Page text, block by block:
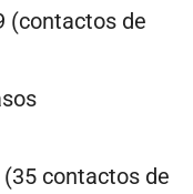
(contactos de
contactos de